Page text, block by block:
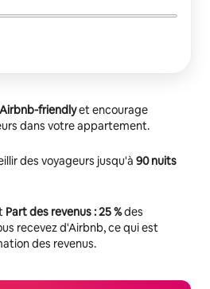
Airbnb-friendlyet encourage
dans votre appartement.
des voyageurs jusqu'à 90 nuits
Part des revenus : 25 %des
recevez d'Airbnb, ce qui est
des revenus.